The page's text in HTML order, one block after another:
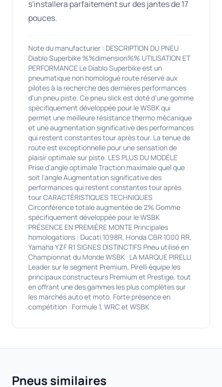
s'installera parfaitement sur des jantes de 17
pouces.
Note du manufacturier : DESCRIPTION DU PNEU
Diablo Superbike %%dimension%% UTILISATION ET
PERFORMANCE Le Diablo Superbike est un
pneumatique non homologué route réservé aux
pilotes à la recherche des dernières performances
d'un pneu piste. Ce pneu slick est doté d'une gomme
spécifiquement développée pour le WSBK qui
permet une meilleure résistance thermo mécanique
et une augmentation significative des performances
qui restent constantes tour après tour. La tenue de
route est exceptionnelle pour une sensation de
plaisir optimale sur piste. LES PLUS DU MODÈLE
Prise d'angle optimale Traction maximale quel que
soit l'angle Augmentation significative des
performances qui restent constantes tour après
tour CARACTÉRISTIQUES TECHNIQUES
Circonférence totale augmentée de 2% Gomme
spécifiquement développée pour le WSBK
PRÉSENCE EN PREMIÈRE MONTE Principales
homologations : Ducati 1098R, Honda CBR 1000 RR,
Yamaha YZF R1 SIGNES DISTINCTIFS Pneu utilisé en
Championnat du Monde WSBK LA MARQUE PIRELLI
Leader sur le segment Premium, Pirelli équipe les
principaux constructeurs Premium et Prestige, tout
en offrant une des gammes les plus complètes sur
les marchés auto et moto. Forte présence en
compétition : Formule 1, WRC et WSBK
Pneus similaires